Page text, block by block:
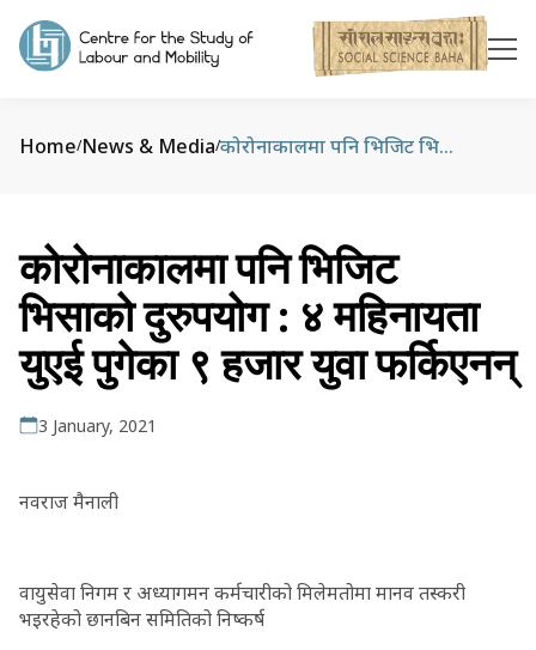
Home/News & Media/ कोरोनाकालमा पनि भिजिट भिसाको दुरुपयोग : ४ महिनायता युएई पुगेका ९ हजार युवा फर्किएनन्
कोरोनाकालमा पनि भिजिट
भिसाको दुरुपयोग : ४ महिनायता
युएई पुगेका ९ हजार युवा फर्किएनन्
3 January, 2021
नवराज मैनाली
वायुसेवा निगम र अध्यागमन कर्मचारीको मिलेमतोमा मानव तस्करी
भइरहेको छानबिन समितिको निष्कर्ष